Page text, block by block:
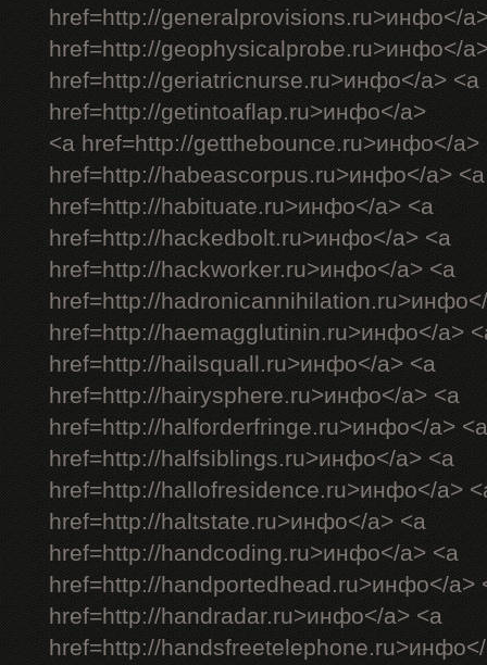
href=http://generalprovisions.ru>инфо</
href=http://geophysicalprobe.ru>инфо</
href=http://geriatricnurse.ru>инфо</a> <a
href=http://getintoaflap.ru>инфо</a>
<a href=http://getthebounce.ru>инфо</a>
href=http://habeascorpus.ru>инфо</a> <a
href=http://habituate.ru>инфо</a> <a
href=http://hackedbolt.ru>инфо</a> <a
href=http://hackworker.ru>инфо</a> <a
href=http://
href=http://haemagglutinin.ru>инфо</a>
href=http://hailsquall.ru>инфо</a> <a
href=http://hairysphere.ru>инфо</a> <a
href=http://halforderfringe.ru>инфо</a> <a
href=http://halfsiblings.ru>инфо</a> <a
href=http://hallofresidence.ru>инфо</a>
href=http://haltstate.ru>инфо</a> <a
href=http://handcoding.ru>инфо</a> <a
href=http://handportedhead.ru>инфо</a>
href=http://handradar.ru>инфо</a> <a
href=http://